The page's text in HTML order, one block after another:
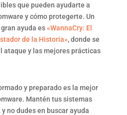
que pueden ayudarte a
y cómo protegerte. Un
ayuda es«WannaCry: El
de la Historia», donde se
ataque y las mejores prácticas
y preparado es la mejor
Mantén tus sistemas
no dudes en buscar ayuda